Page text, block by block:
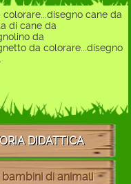
cane da
di cane da
da
da colorare...disegno
DIDATTICA
bambini di animali